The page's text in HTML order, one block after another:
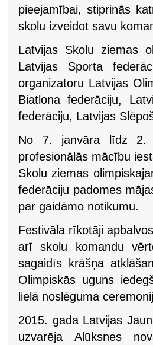
pieejamībai, stiprinās
skolu izveidot savu
Latvijas Skolu ziemas
Latvijas Sporta
organizatoru Latvijas
Biatlona federāciju,
federāciju, Latvijas
No 7. janvāra līdz 2.
profesionālās mācību
Skolu ziemas
federāciju padomes
par gaidāmo notikumu.
Festivāla rīkotāji
arī skolu komandu
sagaidīs krāšņa
Olimpiskās uguns
lielā noslēguma
2015. gada Latvijas
uzvarēja Alūksnes